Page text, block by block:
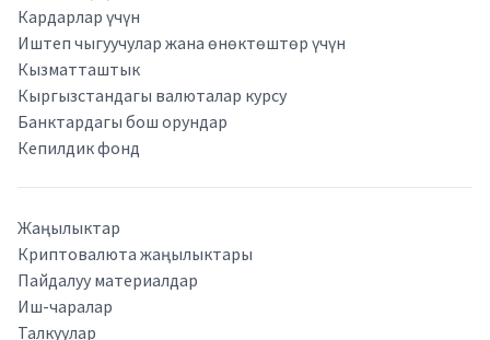
Кардарлар үчүн
Иштеп чыгуучулар жана өнөктөштөр үчүн
Кызматташтык
Кыргызстандагы валюталар курсу
Банктардагы бош орундар
Кепилдик фонд
Жаңылыктар
Криптовалюта жаңылыктары
Пайдалуу материалдар
Иш-чаралар
Талкуулар